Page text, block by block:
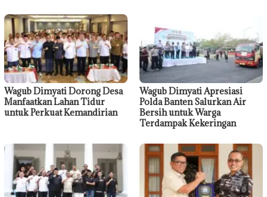
Wagub Dimyati Dorong Desa
Manfaatkan Lahan Tidur
untuk Perkuat Kemandirian
Wagub Dimyati Apresiasi
Polda Banten Salurkan Air
Bersih untuk Warga
Terdampak Kekeringan